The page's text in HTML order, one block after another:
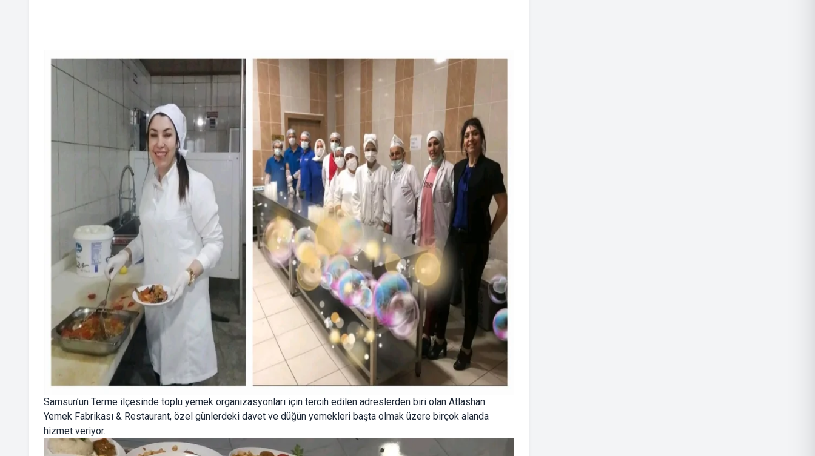
Samsun’un Terme ilçesinde toplu yemek organizasyonları için tercih edilen adreslerden biri olan Atlashan
Yemek Fabrikası & Restaurant, özel günlerdeki davet ve düğün yemekleri başta olmak üzere birçok alanda
hizmet veriyor.